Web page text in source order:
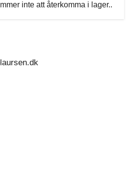
inte att återkomma i lager..